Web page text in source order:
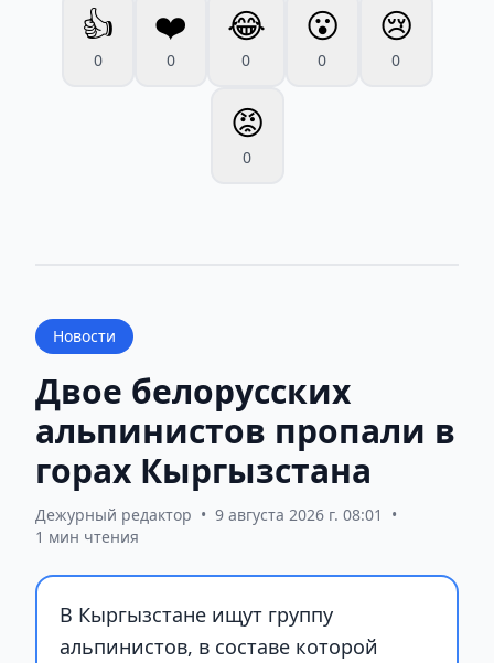
👍
0
❤️
0
😂
0
😮
0
😢
0
😡
0
Новости
Двое белорусских
альпинистов пропали в
горах Кыргызстана
Дежурный редактор • 9 августа 2026 г. 08:01
•
1 мин чтения
В Кыргызстане ищут группу
альпинистов, в составе которой